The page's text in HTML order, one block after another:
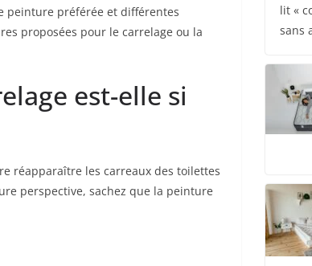
peinture préférée et différentes
proposées pour le carrelage ou la
est-elle si
réapparaître les carreaux des toilettes
perspective, sachez que la peinture
lit «
sans